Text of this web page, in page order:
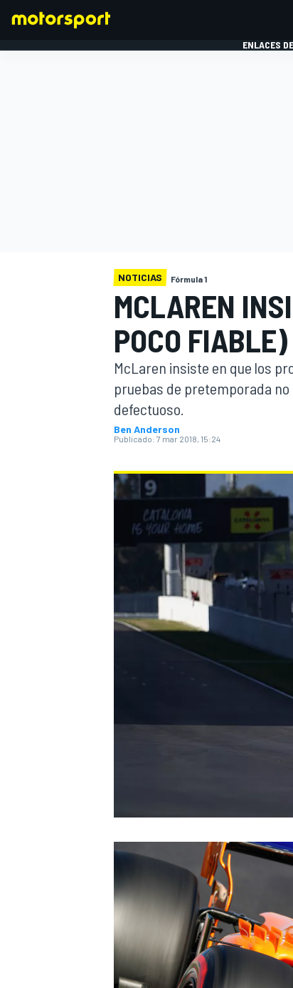
WRC
ENLACES
NOTICIAS Fórmula 1
MCLAREN
POCO
McLaren insiste en que los
pruebas de pretemporada
defectuoso.
Ben Anderson
Publicado: 7 mar 2018, 15:24